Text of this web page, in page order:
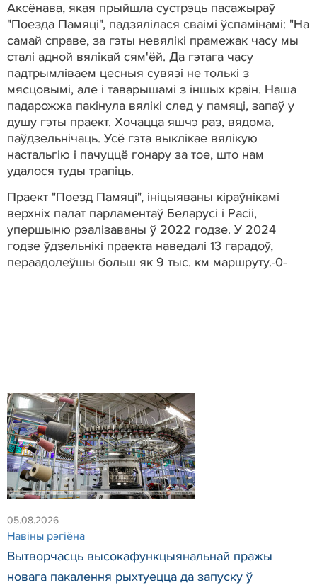
Аксёнава, якая прыйшла сустрэць пасажыраў
"Поезда Памяці", падзялілася сваімі ўспамінамі: "На
самай справе, за гэты невялікі прамежак часу мы
сталі адной вялікай сям'ёй. Да гэтага часу
падтрымліваем цесныя сувязі не толькі з
мясцовымі, але і таварышамі з іншых краін. Наша
падарожжа пакінула вялікі след у памяці, запаў у
душу гэты праект. Хочацца яшчэ раз, вядома,
паўдзельнічаць. Усё гэта выклікае вялікую
настальгію і пачуццё гонару за тое, што нам
удалося туды трапіць.
Праект "Поезд Памяці", ініцыяваны кіраўнікамі
верхніх палат парламентаў Беларусі і Расіі,
упершыню рэалізаваны ў 2022 годзе. У 2024
годзе ўдзельнікі праекта наведалі 13 гарадоў,
пераадолеўшы больш як 9 тыс. км маршруту.-0-
05.08.2026
Навiны рэгiёна
Вытворчасць высокафункцыянальнай пражы
новага пакалення рыхтуецца да запуску ў